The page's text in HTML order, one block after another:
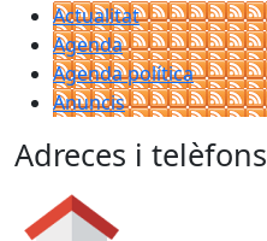
Actualitat
Agenda
Agenda política
Anuncis
Adreces i telèfons